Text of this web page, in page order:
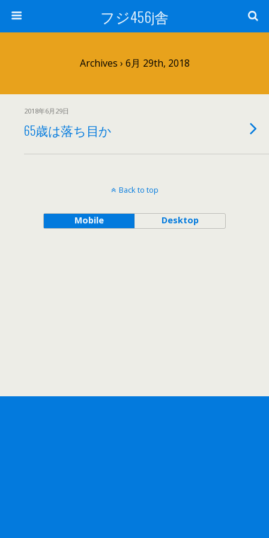
フジ456j舎
Archives › 6月 29th, 2018
2018年6月29日
65歳は落ち目か
Back to top
Mobile Desktop